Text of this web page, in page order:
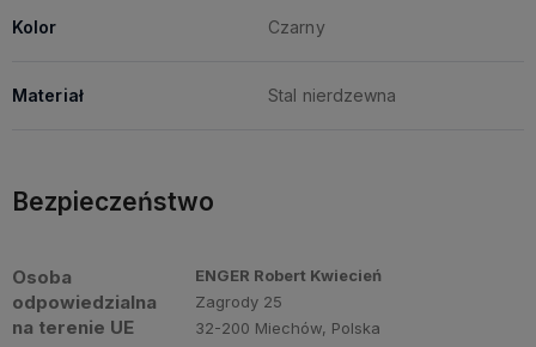
Kolor Czarny
Materiał Stal nierdzewna
Bezpieczeństwo
Osoba
odpowiedzialna
na terenie UE
ENGER Robert Kwiecień
Zagrody 25
32-200 Miechów, Polska